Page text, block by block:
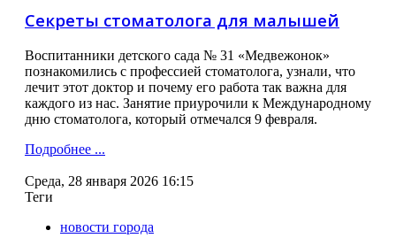
Секреты стоматолога для малышей
Воспитанники детского сада № 31 «Медвежонок»
познакомились с профессией стоматолога, узнали, что
лечит этот доктор и почему его работа так важна для
каждого из нас. Занятие приурочили к Международному
дню стоматолога, который отмечался 9 февраля.
Подробнее ...
Среда, 28 января 2026 16:15
Теги
новости города